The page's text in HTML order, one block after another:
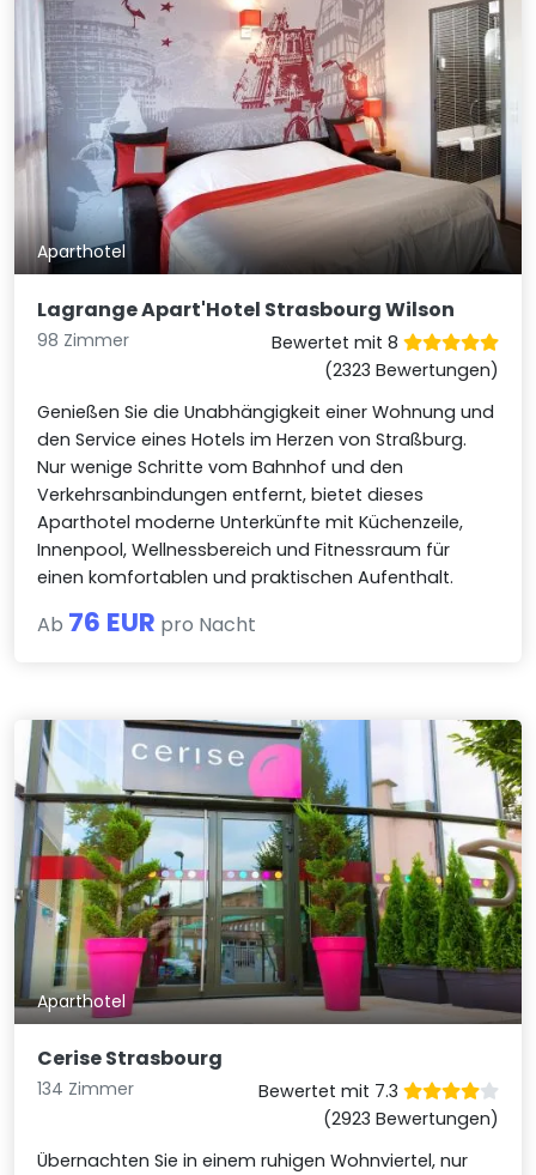
Aparthotel
Lagrange Apart'Hotel Strasbourg Wilson
98 Zimmer
Bewertet mit 8
(2323 Bewertungen)
Genießen Sie die Unabhängigkeit einer Wohnung und
den Service eines Hotels im Herzen von Straßburg.
Nur wenige Schritte vom Bahnhof und den
Verkehrsanbindungen entfernt, bietet dieses
Aparthotel moderne Unterkünfte mit Küchenzeile,
Innenpool, Wellnessbereich und Fitnessraum für
einen komfortablen und praktischen Aufenthalt.
Ab 76 EUR pro Nacht
Aparthotel
Cerise Strasbourg
134 Zimmer
Bewertet mit 7.3
(2923 Bewertungen)
Übernachten Sie in einem ruhigen Wohnviertel, nur